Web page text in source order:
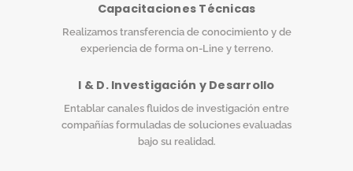
Capacitaciones Técnicas
Realizamos transferencia de conocimiento y de
experiencia de forma on-Line y terreno.
I & D. Investigación y Desarrollo
Entablar canales fluidos de investigación entre
compañías formuladas de soluciones evaluadas
bajo su realidad.